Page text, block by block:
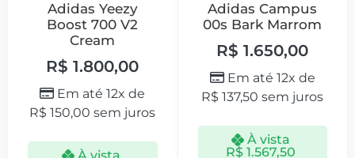
Adidas Yeezy
Boost 700 V2
Cream
R$ 1.800,00
Em até 12x de
R$ 150,00 sem juros
Adidas Campus
00s Bark Marrom
R$ 1.650,00
Em até 12x de
R$ 137,50 sem juros
À vista
R$ 1.567,50